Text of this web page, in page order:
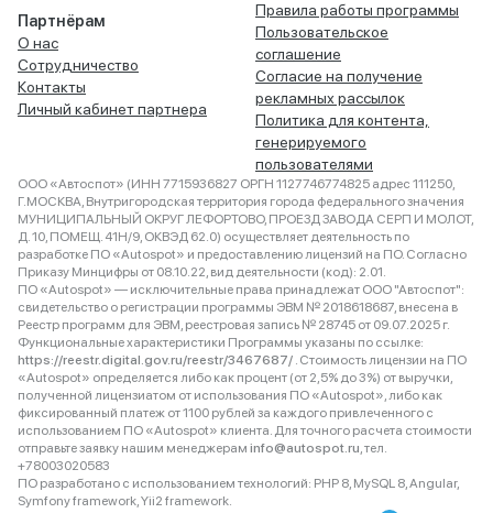
Партнёрам
О нас
Сотрудничество
Контакты
Личный кабинет партнера
Правила работы программы
Пользовательское
соглашение
Согласие на получение
рекламных рассылок
Политика для контента,
генерируемого
пользователями
ООО «Автоспот» (ИНН 7715936827 ОРГН 1127746774825 адрес 111250,
Г.МОСКВА, Внутригородская территория города федерального значения
МУНИЦИПАЛЬНЫЙ ОКРУГ ЛЕФОРТОВО, ПРОЕЗД ЗАВОДА СЕРП И МОЛОТ,
Д. 10, ПОМЕЩ. 41Н/9, ОКВЭД 62.0) осуществляет деятельность по
разработке ПО «Autospot» и предоставлению лицензий на ПО. Согласно
Приказу Минцифры от 08.10.22, вид деятельности (код): 2.01.
ПО «Autospot» — исключительные права принадлежат ООО "Автоспот":
свидетельство о регистрации программы ЭВМ № 2018618687, внесена в
Реестр программ для ЭВМ, реестровая запись № 28745 от 09.07.2025 г.
Функциональные характеристики Программы указаны по ссылке:
https://reestr.digital.gov.ru/reestr/3467687/ . Стоимость лицензии на ПО
«Autospot» определяется либо как процент (от 2,5% до 3%) от выручки,
полученной лицензиатом от использования ПО «Autospot», либо как
фиксированный платеж от 1100 рублей за каждого привлеченного с
использованием ПО «Autospot» клиента. Для точного расчета стоимости
отправьте заявку нашим менеджерам info@autospot.ru, тел.
+78003020583
ПО разработано с использованием технологий: PHP 8, MySQL 8, Angular,
Symfony framework, Yii2 framework.